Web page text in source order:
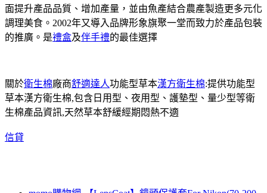
面提升產品品質、增加產量，並由魚產結合農產製造更多元化
調理美食。2002年又導入品牌形象旗聚一堂而致力於產品包裝
的推廣。是禮盒及伴手禮的最佳選擇
關於衛生棉廠商舒適達人功能型草本漢方衛生棉:提供功能型
草本漢方衛生棉,包含日用型、夜用型、護墊型、量少型等衛
生棉產品資訊,天然草本舒緩經期悶熱不適
信貸